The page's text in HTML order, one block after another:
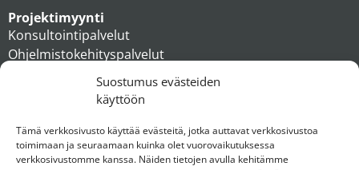
Suostumus evästeiden
käyttöön
Tämä verkkosivusto käyttää evästeitä, jotka auttavat verkkosivustoa
toimimaan ja seuraamaan kuinka olet vuorovaikutuksessa
verkkosivustomme kanssa. Näiden tietojen avulla kehitämme
Projektimyynti
Konsultointipalvelut
Ohjelmistokehityspalvelut
Ihmiset
Konserni